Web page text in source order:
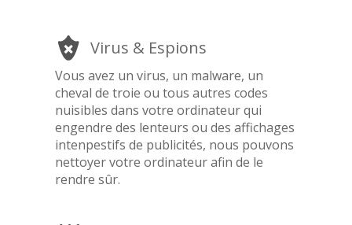
Virus & Espions
Vous avez un virus, un malware, un
cheval de troie ou tous autres codes
nuisibles dans votre ordinateur qui
engendre des lenteurs ou des affichages
intenpestifs de publicités, nous pouvons
nettoyer votre ordinateur afin de le
rendre sûr.